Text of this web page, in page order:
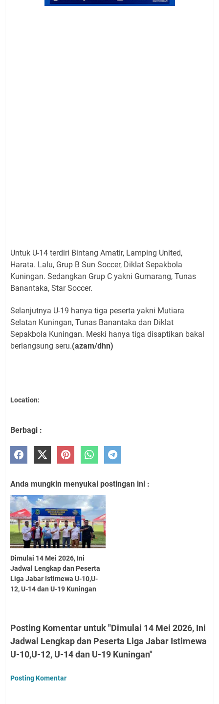
Untuk U-14 terdiri Bintang Amatir, Lamping United,
Harata. Lalu, Grup B Sun Soccer, Diklat Sepakbola
Kuningan. Sedangkan Grup C yakni Gumarang, Tunas
Banantaka, Star Soccer.
Selanjutnya U-19 hanya tiga peserta yakni Mutiara
Selatan Kuningan, Tunas Banantaka dan Diklat
Sepakbola Kuningan. Meski hanya tiga disaptikan bakal
berlangsung seru.(azam/dhn)
Location:
Berbagi :
Anda mungkin menyukai postingan ini :
Dimulai 14 Mei 2026, Ini
Jadwal Lengkap dan Peserta
Liga Jabar Istimewa U-10,U-
12, U-14 dan U-19 Kuningan
Posting Komentar untuk "Dimulai 14 Mei 2026, Ini
Jadwal Lengkap dan Peserta Liga Jabar Istimewa
U-10,U-12, U-14 dan U-19 Kuningan"
Posting Komentar